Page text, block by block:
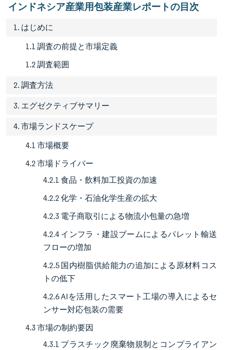
インドネシア産業用包装産業レポートの目次
1. はじめに
1.1 調査の前提と市場定義
1.2 調査範囲
2. 調査方法
3. エグゼクティブサマリー
4. 市場ランドスケープ
4.1 市場概要
4.2 市場ドライバー
4.2.1 食品・飲料加工投資の加速
4.2.2 化学・石油化学生産の拡大
4.2.3 電子商取引による物流小包量の急増
4.2.4 インフラ・建設ブームによるパレット輸送
フローの増加
4.2.5 国内樹脂供給能力の追加による原材料コス
トの低下
4.2.6 AIを活用したスマート工場の導入によるセ
ンサー対応包装の需要
4.3 市場の制約要因
4.3.1 プラスチック廃棄物規制とコンプライアン